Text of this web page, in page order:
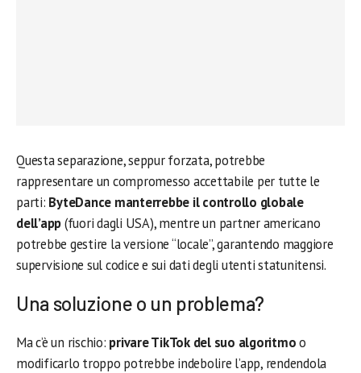
Questa separazione, seppur forzata, potrebbe
rappresentare un compromesso accettabile per tutte le
parti: ByteDance manterrebbe il controllo globale
dell’app(fuori dagli USA), mentre un partner americano
potrebbe gestire la versione “locale”, garantendo maggiore
supervisione sul codice e sui dati degli utenti statunitensi.
Una soluzione o un problema?
Ma c’è un rischio: privare TikTok del suo algoritmoo
modificarlo troppo potrebbe indebolire l’app, rendendola